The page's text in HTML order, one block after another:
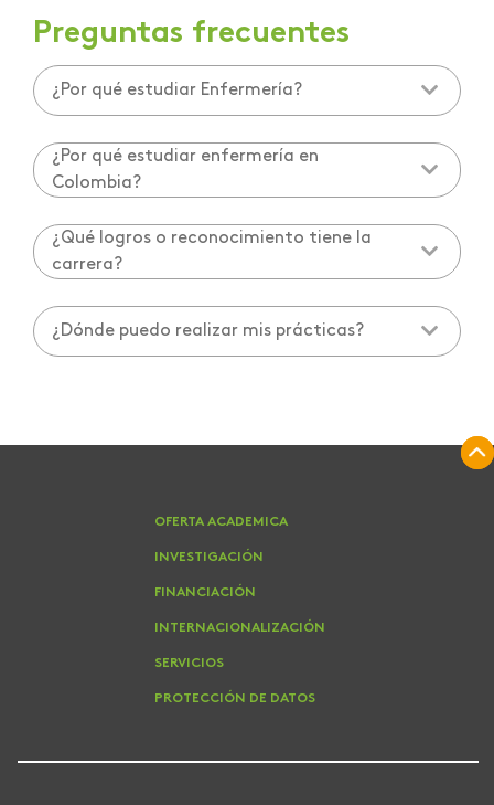
Preguntas frecuentes
¿Por qué estudiar Enfermería?
¿Por qué estudiar enfermería en
Colombia?
¿Qué logros o reconocimiento tiene la
carrera?
¿Dónde puedo realizar mis prácticas?
OFERTA ACADEMICA
INVESTIGACIÓN
FINANCIACIÓN
INTERNACIONALIZACIÓN
SERVICIOS
PROTECCIÓN DE DATOS